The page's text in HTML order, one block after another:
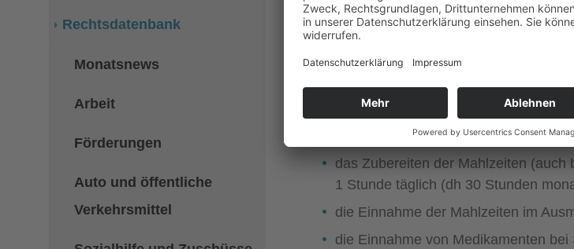
Rechtsdatenbank
Monatsnews
Arbeit
Förderungen
Auto und öffentliche
Verkehrsmittel
medizinischen Hauskrankenpflege dar.
Tätigkeitsbereich des gehobenen
Zeitaufwand für Sondenernährung
Bei liegender PEG-Sonde und
zu berücksichtigen:
das Zubereiten der Mahlzeiten
1 Stunde täglich (dh 30 Stunden
die Einnahme der Mahlzeiten im
die Einnahme von Medikamenten